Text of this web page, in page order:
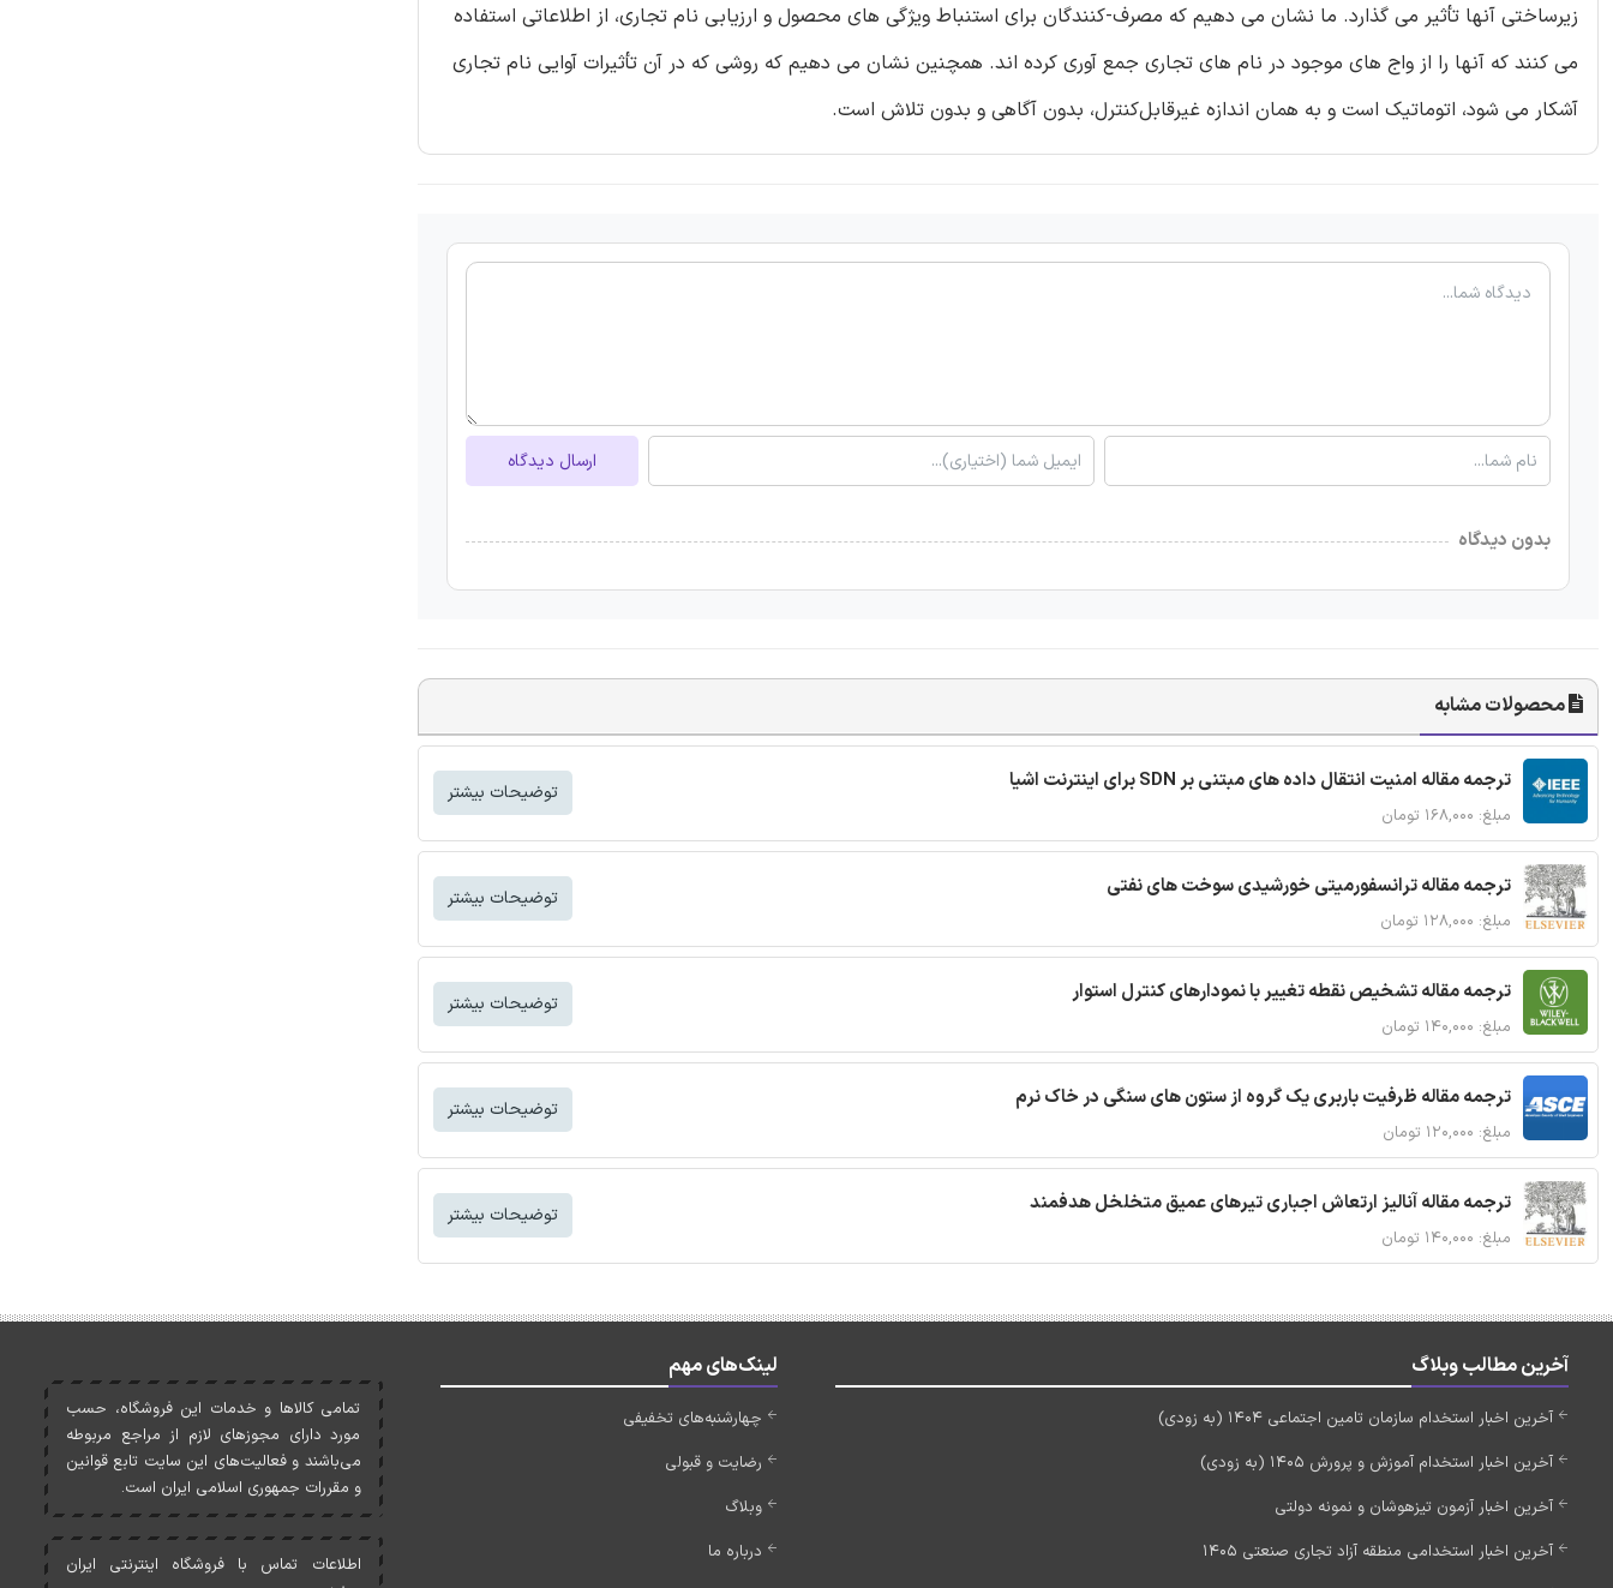
زیرساختی آنها تأثیر می گذارد. ما نشان می دهیم که مصرف-کنندگان برای استنباط ویژگی های محصول و ارزیابی نام تجاری، از اطلاعاتی استفاده
می کنند که آنها را از واج های موجود در نام های تجاری جمع آوری کرده اند. همچنین نشان می دهیم که روشی که در آن تأثیرات آوایی نام تجاری
آشکار می شود، اتوماتیک است و به همان اندازه غیرقابل‌کنترل، بدون آگاهی و بدون تلاش است.
ارسال دیدگاه
بدون دیدگاه
محصولات مشابه
ترجمه مقاله امنیت انتقال داده های مبتنی بر SDN برای اینترنت اشیا
مبلغ: ۱۶۸,۰۰۰ تومان
توضیحات بیشتر
ترجمه مقاله ترانسفورمیتی خورشیدی سوخت های نفتی
مبلغ: ۱۲۸,۰۰۰ تومان
توضیحات بیشتر
ترجمه مقاله تشخیص نقطه تغییر با نمودارهای کنترل استوار
مبلغ: ۱۴۰,۰۰۰ تومان
توضیحات بیشتر
ترجمه مقاله ظرفیت باربری یک گروه از ستون های سنگی در خاک نرم
مبلغ: ۱۲۰,۰۰۰ تومان
توضیحات بیشتر
ترجمه مقاله آنالیز ارتعاش اجباری تیرهای عمیق متخلخل هدفمند
مبلغ: ۱۴۰,۰۰۰ تومان
توضیحات بیشتر
آخرین مطالب وبلاگ
آخرین اخبار استخدام سازمان تامین اجتماعی 1404 (به زودی)
آخرین اخبار استخدام آموزش و پرورش 1405 (به زودی)
آخرین اخبار آزمون تیزهوشان و نمونه دولتی
آخرین اخبار استخدامی منطقه آزاد تجاری صنعتی 1405
لینک‌های مهم
چهارشنبه‌های تخفیفی
رضایت و قبولی
وبلاگ
درباره ما
تمامی کالاها و خدمات اين فروشگاه، حسب
مورد دارای مجوزهای لازم از مراجع مربوطه
می‌باشند و فعاليت‌های اين سايت تابع قوانين
و مقررات جمهوری اسلامی ايران است.
اطلاعات تماس با فروشگاه اینترنتی ایران